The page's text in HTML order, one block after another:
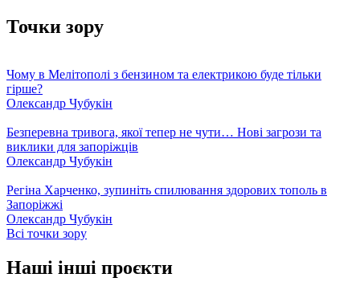
Точки зору
Чому в Мелітополі з бензином та електрикою буде тільки
гірше?
Олександр Чубукін
Безперевна тривога, якої тепер не чути… Нові загрози та
виклики для запоріжців
Олександр Чубукін
Регіна Харченко, зупиніть спилювання здорових тополь в
Запоріжжі
Олександр Чубукін
Всі точки зору
Наші інші проєкти